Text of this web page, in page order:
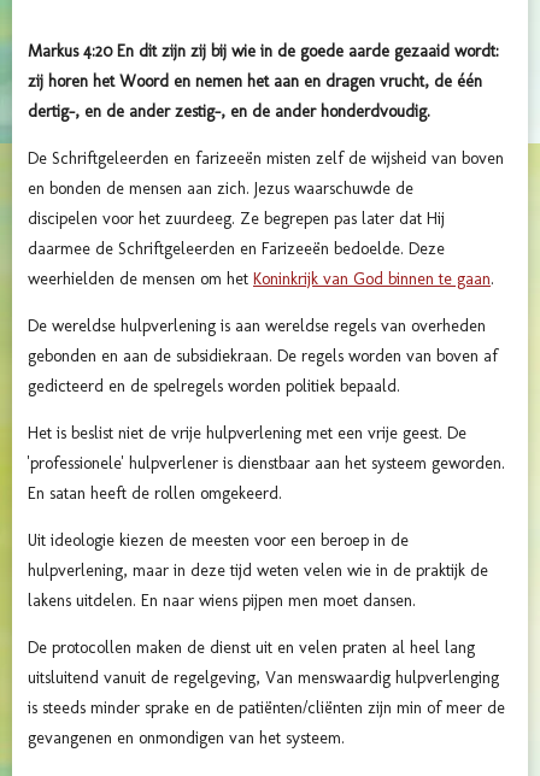
Markus 4:20 En dit zijn zij bij wie in de goede aarde gezaaid wordt:
zij horen het Woord en nemen het aan en dragen vrucht, de één
dertig-, en de ander zestig-, en de ander honderdvoudig.
De Schriftgeleerden en farizeeën misten zelf de wijsheid van boven
en bonden de mensen aan zich. Jezus waarschuwde de
discipelen voor het zuurdeeg. Ze begrepen pas later dat Hij
daarmee de Schriftgeleerden en Farizeeën bedoelde. Deze
weerhielden de mensen om het Koninkrijk van God binnen te gaan.
De wereldse hulpverlening is aan wereldse regels van overheden
gebonden en aan de subsidiekraan. De regels worden van boven af
gedicteerd en de spelregels worden politiek bepaald.
Het is beslist niet de vrije hulpverlening met een vrije geest. De
'professionele' hulpverlener is dienstbaar aan het systeem geworden.
En satan heeft de rollen omgekeerd.
Uit ideologie kiezen de meesten voor een beroep in de
hulpverlening, maar in deze tijd weten velen wie in de praktijk de
lakens uitdelen. En naar wiens pijpen men moet dansen.
De protocollen maken de dienst uit en velen praten al heel lang
uitsluitend vanuit de regelgeving, Van menswaardig hulpverlenging
is steeds minder sprake en de patiënten/cliënten zijn min of meer de
gevangenen en onmondigen van het systeem.